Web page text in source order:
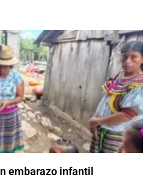
embarazo infantil